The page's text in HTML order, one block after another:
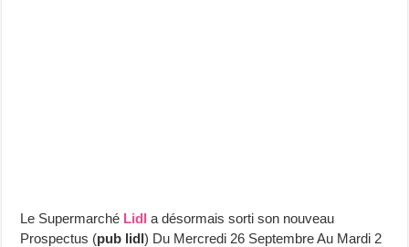
Le Supermarché Lidl a désormais sorti son nouveau
Prospectus (pub lidl) Du Mercredi 26 Septembre Au Mardi 2